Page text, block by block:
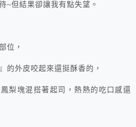
~但結果卻讓我有點失望。
位，
的外皮咬起來還挺酥香的，
梨塊混搭著起司，熱熱的吃口感還